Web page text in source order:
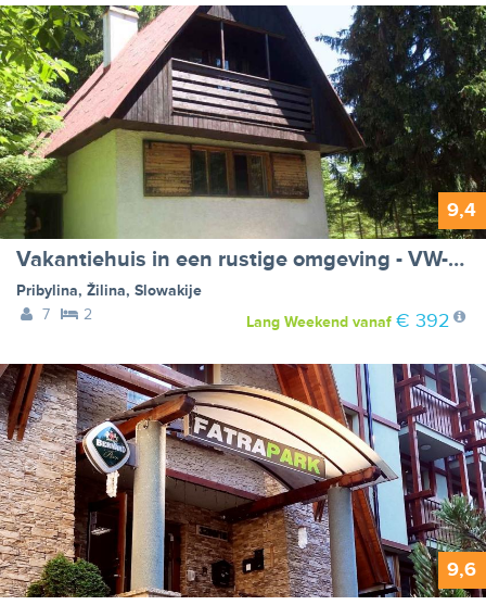
9,4
Vakantiehuis in een rustige omgeving - VW-GHMJ
Pribylina, Žilina, Slowakije
7
2 Lang Weekendvanaf € 392
9,6